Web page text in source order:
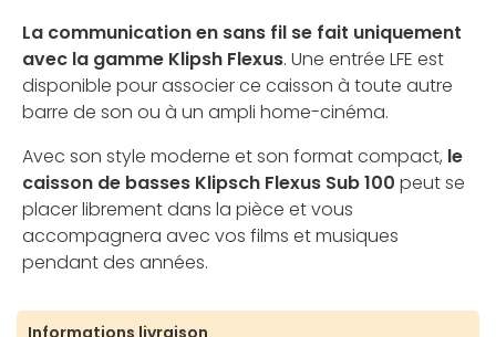
La communication en sans fil se fait uniquement
avec la gamme Klipsh Flexus. Une entrée LFE est
disponible pour associer ce caisson à toute autre
barre de son ou à un ampli home-cinéma.
Avec son style moderne et son format compact, le
caisson de basses Klipsch Flexus Sub 100 peut se
placer librement dans la pièce et vous
accompagnera avec vos films et musiques
pendant des années.